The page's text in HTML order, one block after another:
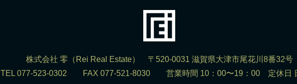
株式会社 零（Rei Real Estate） 〒520-0031 滋賀県大津市尾花川8番32号
TEL 077-523-0302 FAX 077-521-8030 営業時間 10：00〜19：00 定休日